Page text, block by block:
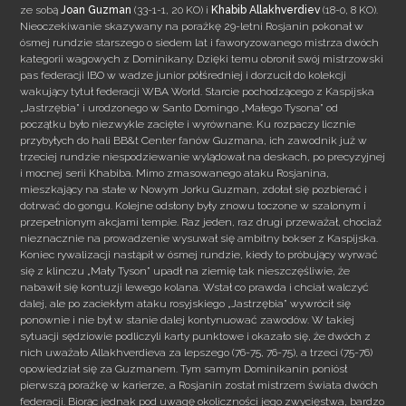
ze sobąJoan Guzman (33-1-1, 20 KO) iKhabib Allakhverdiev (18-0, 8 KO).
Nieoczekiwanie skazywany na porażkę 29-letni Rosjanin pokonał w
ósmej rundzie starszego o siedem lat i faworyzowanego mistrza dwóch
kategorii wagowych z Dominikany. Dzięki temu obronił swój mistrzowski
pas federacji IBO w wadze junior półśredniej i dorzucił do kolekcji
wakujący tytuł federacji WBA World. Starcie pochodzącego z Kaspijska
„Jastrzębia” i urodzonego w Santo Domingo „Małego Tysona” od
początku było niezwykle zacięte i wyrównane. Ku rozpaczy licznie
przybyłych do hali BB&t Center fanów Guzmana, ich zawodnik już w
trzeciej rundzie niespodziewanie wylądował na deskach, po precyzyjnej
i mocnej serii Khabiba. Mimo zmasowanego ataku Rosjanina,
mieszkający na stałe w Nowym Jorku Guzman, zdołał się pozbierać i
dotrwać do gongu. Kolejne odsłony były znowu toczone w szalonym i
przepełnionym akcjami tempie. Raz jeden, raz drugi przeważał, chociaż
nieznacznie na prowadzenie wysuwał się ambitny bokser z Kaspijska.
Koniec rywalizacji nastąpił w ósmej rundzie, kiedy to próbujący wyrwać
się z klinczu „Mały Tyson” upadł na ziemię tak nieszczęśliwie, że
nabawił się kontuzji lewego kolana. Wstał co prawda i chciał walczyć
dalej, ale po zaciekłym ataku rosyjskiego „Jastrzębia” wywrócił się
ponownie i nie był w stanie dalej kontynuować zawodów. W takiej
sytuacji sędziowie podliczyli karty punktowe i okazało się, że dwóch z
nich uważało Allakhverdieva za lepszego (76-75, 76-75), a trzeci (75-76)
opowiedział się za Guzmanem. Tym samym Dominikanin poniósł
pierwszą porażkę w karierze, a Rosjanin został mistrzem świata dwóch
federacji. Biorąc jednak pod uwagę okoliczności jego zwycięstwa, bardzo